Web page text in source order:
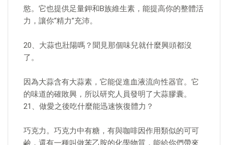
慾。它也提供足量鉀和B族維生素，能提高你的整體活
力，讓你“精力”充沛。
20、大蒜也壯陽嗎？聞見那個味兒就什麼興頭都沒
了。
因為大蒜含有大蒜素，它能促進血液流向性器官。它
的味道的確敗興，所以研究人員發明了大蒜膠囊。
21、做愛之後吃什麼能迅速恢復體力？
巧克力。巧克力中有糖，有與咖啡因作用類似的可可
鹼，還有一種叫做苯乙胺的化學物質，能給你們帶來